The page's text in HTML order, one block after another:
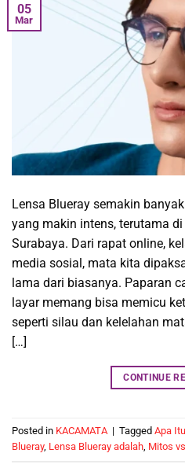
05
Mar
Lensa Blueray semakin
yang makin intens, terutama
Surabaya. Dari rapat online,
media sosial, mata kita
lama dari biasanya. Paparan
layar memang bisa memicu
seperti silau dan kelelahan
[…]
CONTINUE
Posted in KACAMATA | Tagged Apa
Blueray, Lensa Blueray adalah, Mitos